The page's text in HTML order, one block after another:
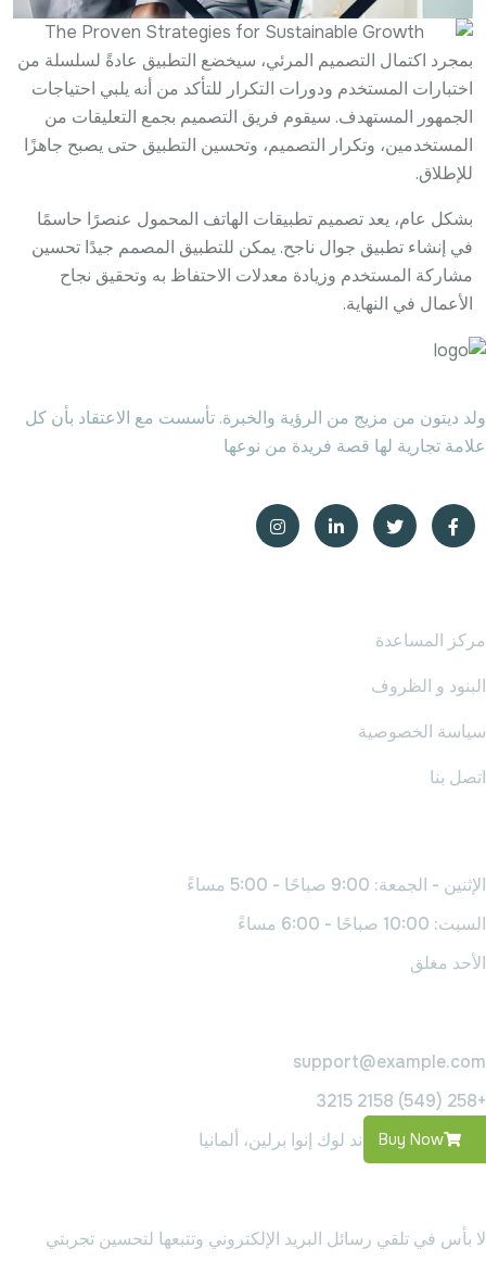
بمجرد اكتمال التصميم المرئي، سيخضع التطبيق عادةً لسلسلة من
اختبارات المستخدم ودورات التكرار للتأكد من أنه يلبي احتياجات
الجمهور المستهدف. سيقوم فريق التصميم بجمع التعليقات من
المستخدمين، وتكرار التصميم، وتحسين التطبيق حتى يصبح جاهزًا
للإطلاق.
بشكل عام، يعد تصميم تطبيقات الهاتف المحمول عنصرًا حاسمًا
في إنشاء تطبيق جوال ناجح. يمكن للتطبيق المصمم جيدًا تحسين
مشاركة المستخدم وزيادة معدلات الاحتفاظ به وتحقيق نجاح
الأعمال في النهاية.
ولد ديتون من مزيج من الرؤية والخبرة. تأسست مع الاعتقاد بأن كل
علامة تجارية لها قصة فريدة من نوعها
مركز المساعدة
البنود و الظروف
سياسة الخصوصية
اتصل بنا
الإثنين - الجمعة: 9:00 صباحًا - 5:00 مساءً
السبت: 10:00 صباحًا - 6:00 مساءً
الأحد مغلق
support@example.com
+258 (549) 2158 3215
2589 شارع دورلاند لوك إنوا برلين، ألمانيا
اشترك في النشرة الإخبارية
لا بأس في تلقي رسائل البريد الإلكتروني وتتبعها لتحسين تجربتي
Buy Now